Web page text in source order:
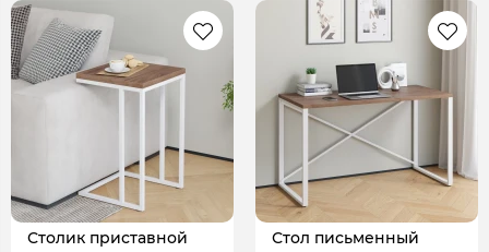
Столик приставной
Стол письменный